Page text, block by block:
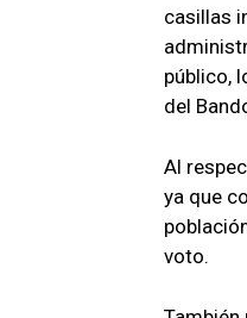
casillas
público,
del
Al
ya que
voto.